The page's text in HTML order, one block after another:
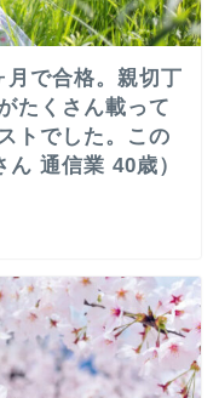
で合格。親切丁
たくさん載って
トでした。この
通信業 40歳）